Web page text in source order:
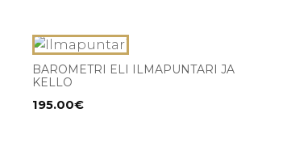
BAROMETRI ELI ILMAPUNTARI JA
KELLO
195.00€